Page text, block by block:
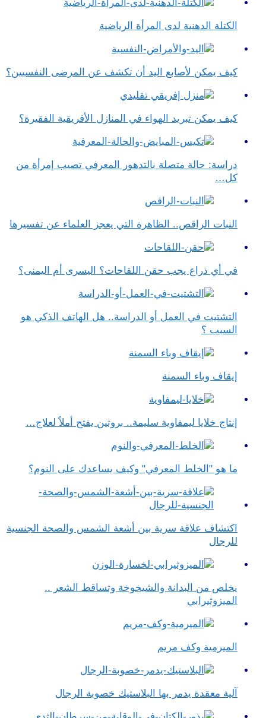
الكتلة الدهنية لدى المرأة الرياضية
كيف يمكن لأصابع اليد أن تكشف عن المرضى النفسيين؟
كيف يمكن تبريد الهواء في المنازل الأفريقية الفقيرة؟
دراسة: حالة متصلة بالتدهور المعرفي تصيب إمرأة من
كل…
النبات الراقص.. الظاهرة التي يعجز العلماء عن تفسيرها
في أي ذراع يجب حقن اللقاحات؟ اليسرى أم اليمنى؟
التشتيت في العمل أو الدراسة.. هل الهاتف الذكي هو
السبب ؟
إيقاف وباء السمنة
إنتاج خلايا ليمفاوية سليمة.. بروتين يفتح أملاً لعلاج…
ما هو "الخلط المعرفي" وكيف يساعدك على النوم؟
اكتشاف علاقة سرية بين أشعة الشمس والصحة الجنسية
للرجال
يخلص من البدانة والشيخوخة وتساقط الشعر ..
الميزوثيرابي
الميرمية وكف مريم
آلية معقدة يدمر بها البلاستيك خصوبة الرجال